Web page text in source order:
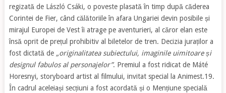
regizată de László Csáki, o poveste plasată în timp după căderea
Corintei de Fier, când călătoriile în afara Ungariei devin posibile și
mirajul Europei de Vest îi atrage pe aventurieri, al căror elan este
însă oprit de prețul prohibitiv al biletelor de tren. Decizia juraților a
fost dictată de„originalitatea subiectului, imaginile uimitoare și
designul fabulos al personajelor”. Premiul a fost ridicat de Máté
Horesnyi, storyboard artist al filmului, invitat special la Animest.19.
În cadrul aceleiași secțiuni a fost acordată și o Mențiune specială